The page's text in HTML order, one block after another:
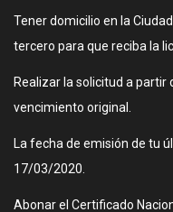
Tener domicilio en la
tercero para que reciba la
Realizar la solicitud a partir
vencimiento original.
La fecha de emisión de tu
17/03/2020.
Abonar el Certificado